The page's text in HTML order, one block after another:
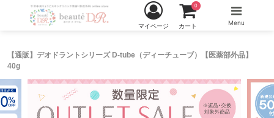
【通販】デオドラントシリーズ D-tube（ディーチューブ）【医薬部外品】
40g
マイページ カート
0
Menu